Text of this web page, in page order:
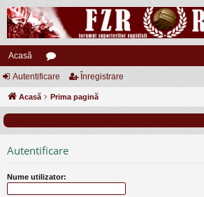
Acasă
or
u
Autentificare Înregistrare
Acasă Prima pagină
Autentificare
Nume utilizator: